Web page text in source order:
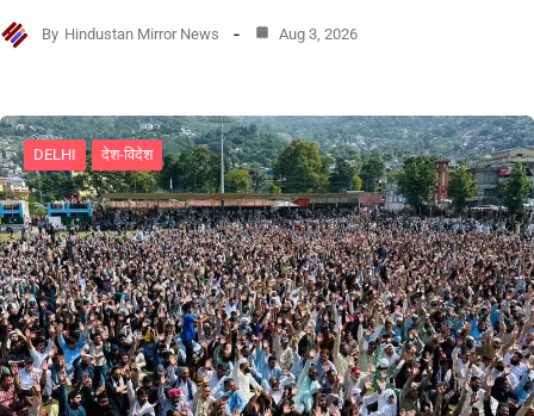
By Hindustan Mirror News Aug 3, 2026
DELHI देश-विदेश